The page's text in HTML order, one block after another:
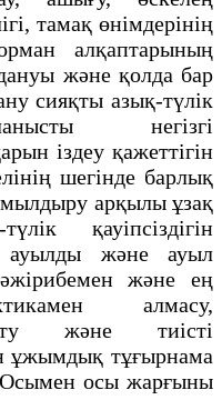
тамақ өнімдерінің
алқаптарының
және қолда бар
сияқты азық-түлік
негізгі
іздеу қажеттігін
шегінде барлық
арқылы ұзақ
қауіпсіздігін
ауылды және ауыл
және ең
алмасу,
және тиісті
ұжымдық тұғырнама
осы жарғыны